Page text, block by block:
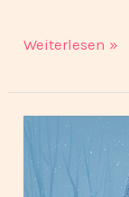
Weiterlesen »
Eispalast
Klarheit